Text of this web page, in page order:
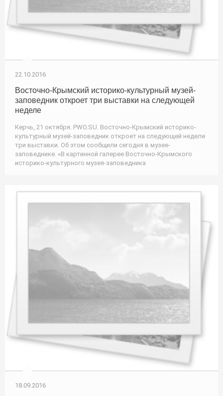
22.10.2016
Восточно-Крымский историко-культурный музей-
заповедник откроет три выставки на следующей
неделе
Керчь, 21 октября. PWO.SU. Восточно-Крымский историко-
культурный музей-заповедник откроет на следующей неделе
три выставки. Об этом сообщили сегодня в музее-
заповеднике. «В картинной галерее Восточно-Крымского
историко-культурного музея-заповедника
18.09.2016